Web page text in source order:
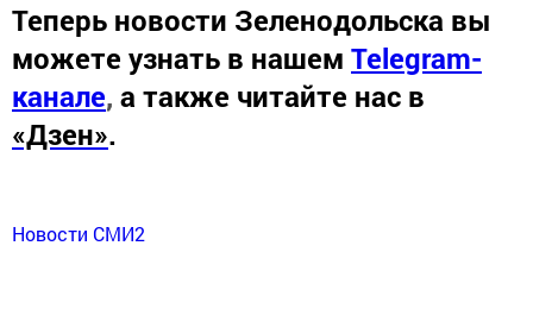
Теперь новости Зеленодольска вы
можете узнать в нашем Telegram-
канале, а также читайте нас в
«Дзен».
Новости СМИ2